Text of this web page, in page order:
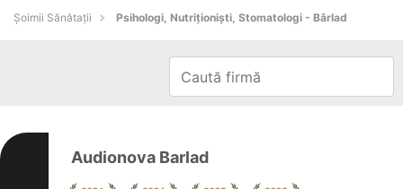
Şoimii Sănătații Psihologi, Nutriționiști, Stomatologi - Bârlad
Audionova Barlad